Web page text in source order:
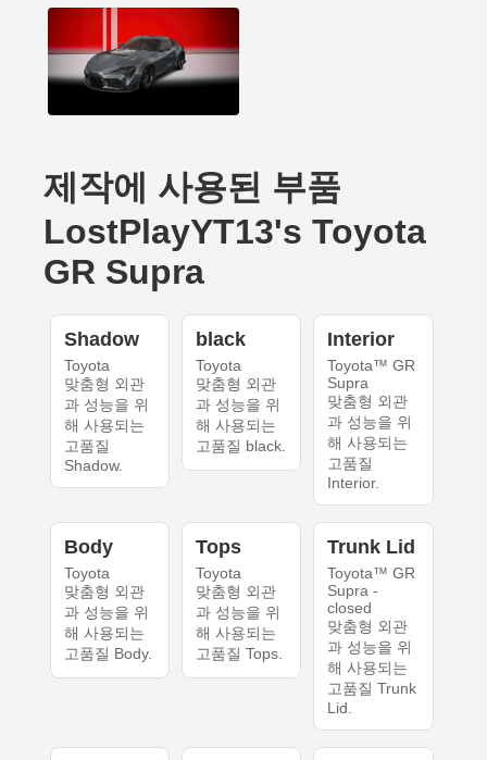
제작에 사용된 부품
LostPlayYT13's Toyota
GR Supra
Shadow
Toyota
맞춤형 외관
과 성능을 위
해 사용되는
고품질
Shadow.
black
Toyota
맞춤형 외관
과 성능을 위
해 사용되는
고품질 black.
Interior
Toyota™ GR
Supra
맞춤형 외관
과 성능을 위
해 사용되는
고품질
Interior.
Body
Toyota
맞춤형 외관
과 성능을 위
해 사용되는
고품질 Body.
Tops
Toyota
맞춤형 외관
과 성능을 위
해 사용되는
고품질 Tops.
Trunk Lid
Toyota™ GR
Supra -
closed
맞춤형 외관
과 성능을 위
해 사용되는
고품질 Trunk
Lid.